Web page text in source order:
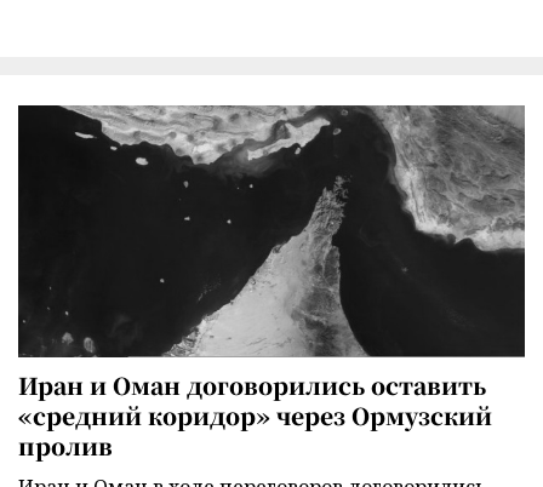
Иран и Оман договорились оставить
«средний коридор» через Ормузский
пролив